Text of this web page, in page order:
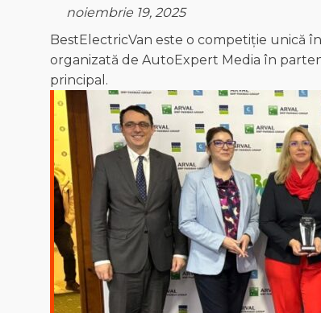
noiembrie 19, 2025
BestElectricVan este o competiție unică
organizată de AutoExpert Media în
principal.